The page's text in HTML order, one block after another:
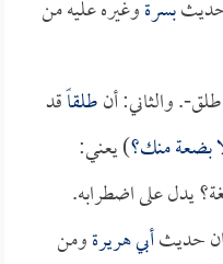
بسرةوغيره عليه من
. والثاني: أنطلقاًقد
بضعة منك؟) يعني:
يدل على اضطرابه.
حديثأبي هريرةومن